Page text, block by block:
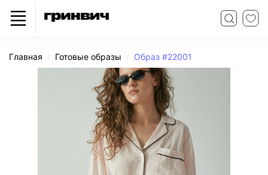
Главная Готовые образы Образ #22001